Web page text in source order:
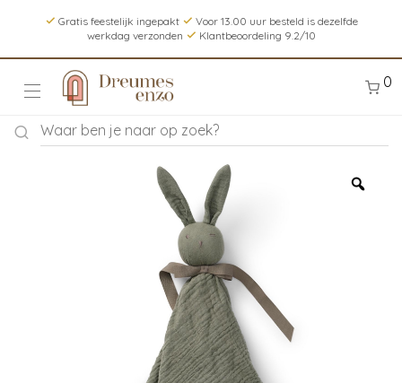
Gratis feestelijk ingepakt
Voor 13.00 uur besteld is dezelfde
werkdag verzonden
Klantbeoordeling 9.2/10
0